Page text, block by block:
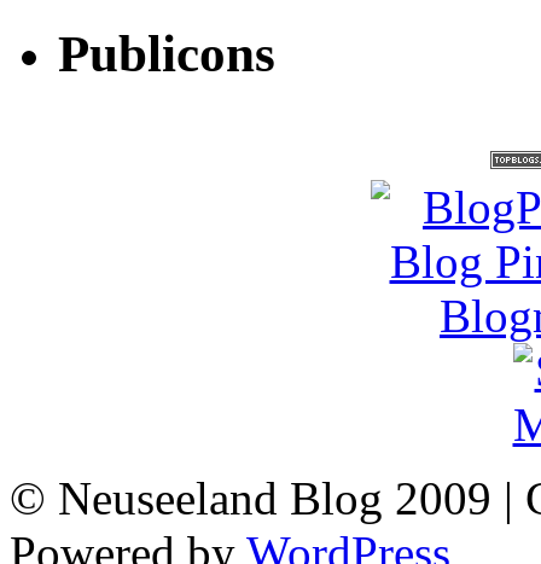
Publicons
© Neuseeland Blog 2009 |
Powered by WordPress